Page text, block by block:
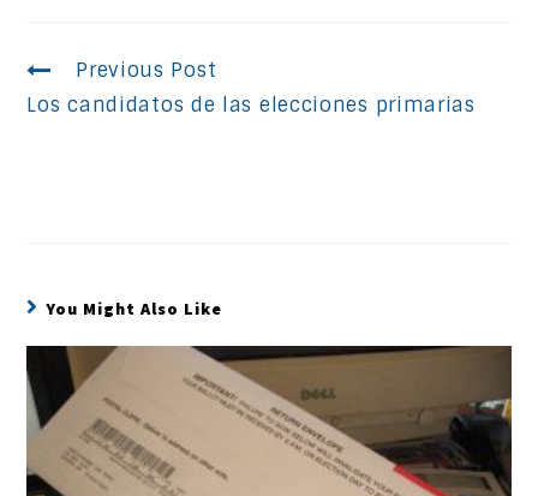
Continue
Reading
Previous Post
Los candidatos de las elecciones primarias
You Might Also Like